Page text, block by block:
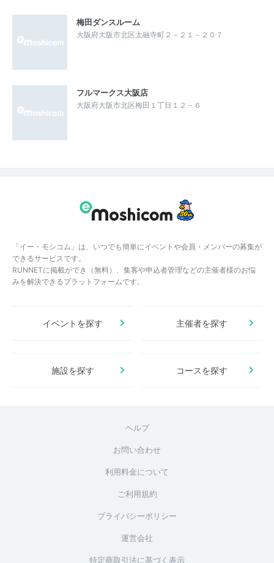
梅田ダンスルーム
大阪府大阪市北区太融寺町２－２１－２０７
フルマークス大阪店
大阪府大阪市北区梅田１丁目１２－６
「イー・モシコム」は、いつでも簡単にイベントや会員・メンバーの募集が
できるサービスです。
RUNNETに掲載ができ（無料）、集客や申込者管理などの主催者様のお悩
みを解決できるプラットフォームです。
イベントを探す 主催者を探す
施設を探す コースを探す
ヘルプ
お問い合わせ
利用料金について
ご利用規約
プライバシーポリシー
運営会社
特定商取引法に基づく表示